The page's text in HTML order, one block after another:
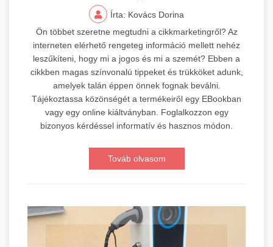
Írta: Kovács Dorina
Ön többet szeretne megtudni a cikkmarketingről? Az
interneten elérhető rengeteg információ mellett nehéz
leszűkíteni, hogy mi a jogos és mi a szemét? Ebben a
cikkben magas színvonalú tippeket és trükköket adunk,
amelyek talán éppen önnek fognak beválni.
Tájékoztassa közönségét a termékeiről egy EBookban
vagy egy online kiáltványban. Foglalkozzon egy
bizonyos kérdéssel informatív és hasznos módon.
Továb olvasom